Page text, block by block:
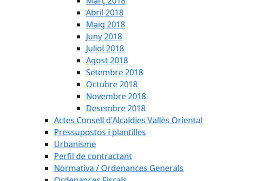
Abril 2018
Maig 2018
Juny 2018
Juliol 2018
Agost 2018
Setembre 2018
Octubre 2018
Novembre 2018
Desembre 2018
Actes Consell d'Alcaldies Vallès Oriental
Pressupostos i plantilles
Urbanisme
Perfil de contractant
Normativa / Ordenances Generals